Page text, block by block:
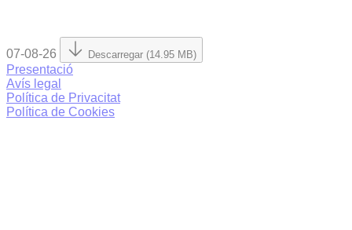
07-08-26 Descarregar (14.95 MB)
Presentació
Avís legal
Política de Privacitat
Política de Cookies